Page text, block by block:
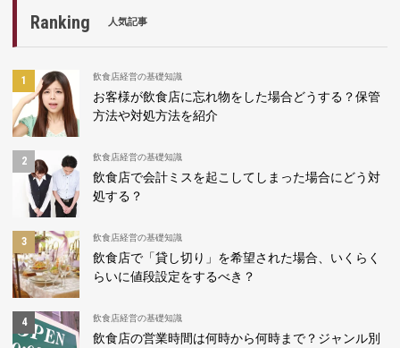
Ranking 人気記事
飲食店経営の基礎知識
お客様が飲食店に忘れ物をした場合どうする？保管
方法や対処方法を紹介
飲食店経営の基礎知識
飲食店で会計ミスを起こしてしまった場合にどう対
処する？
飲食店経営の基礎知識
飲食店で「貸し切り」を希望された場合、いくらく
らいに値段設定をするべき？
飲食店経営の基礎知識
飲食店の営業時間は何時から何時まで？ジャンル別